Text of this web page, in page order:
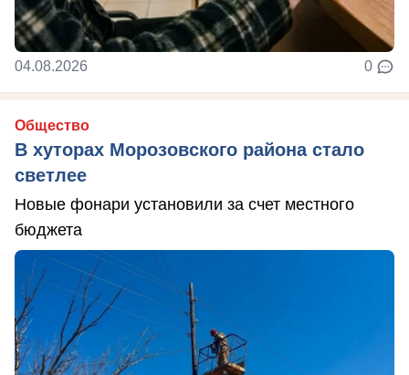
04.08.2026 0
Общество
В хуторах Морозовского района стало
светлее
Новые фонари установили за счет местного
бюджета